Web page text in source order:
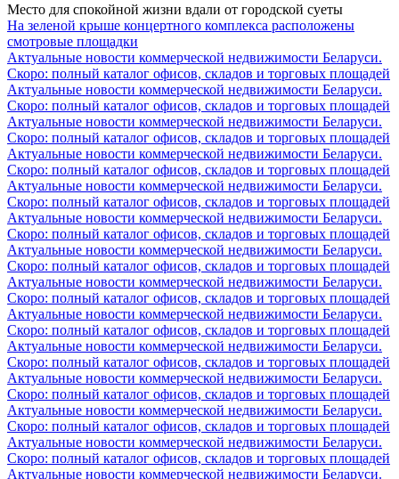
Место для спокойной жизни вдали от городской суеты
На зеленой крыше концертного комплекса расположены
смотровые площадки
Актуальные новости коммерческой недвижимости Беларуси.
Скоро: полный каталог офисов, складов и торговых площадей
Актуальные новости коммерческой недвижимости Беларуси.
Скоро: полный каталог офисов, складов и торговых площадей
Актуальные новости коммерческой недвижимости Беларуси.
Скоро: полный каталог офисов, складов и торговых площадей
Актуальные новости коммерческой недвижимости Беларуси.
Скоро: полный каталог офисов, складов и торговых площадей
Актуальные новости коммерческой недвижимости Беларуси.
Скоро: полный каталог офисов, складов и торговых площадей
Актуальные новости коммерческой недвижимости Беларуси.
Скоро: полный каталог офисов, складов и торговых площадей
Актуальные новости коммерческой недвижимости Беларуси.
Скоро: полный каталог офисов, складов и торговых площадей
Актуальные новости коммерческой недвижимости Беларуси.
Скоро: полный каталог офисов, складов и торговых площадей
Актуальные новости коммерческой недвижимости Беларуси.
Скоро: полный каталог офисов, складов и торговых площадей
Актуальные новости коммерческой недвижимости Беларуси.
Скоро: полный каталог офисов, складов и торговых площадей
Актуальные новости коммерческой недвижимости Беларуси.
Скоро: полный каталог офисов, складов и торговых площадей
Актуальные новости коммерческой недвижимости Беларуси.
Скоро: полный каталог офисов, складов и торговых площадей
Актуальные новости коммерческой недвижимости Беларуси.
Скоро: полный каталог офисов, складов и торговых площадей
Актуальные новости коммерческой недвижимости Беларуси.